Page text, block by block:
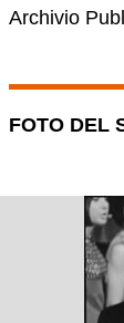
Archivio
FOTO DEL